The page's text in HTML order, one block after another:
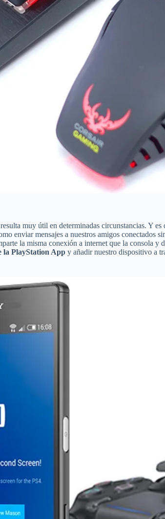
muy útil en determinadas circunstancias. Y es
enviar mensajes a nuestros amigos conectados
la misma conexión a internet que la consola y
la PlayStation App y añadir nuestro dispositivo a